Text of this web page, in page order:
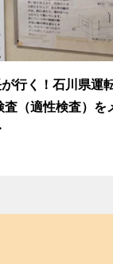
行く！石川県運
査（適性検査）を